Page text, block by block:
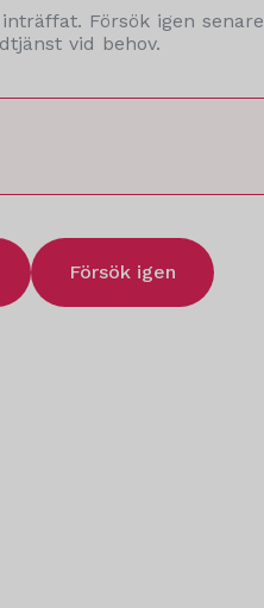
Försök igen senare
vid behov.
Försök igen